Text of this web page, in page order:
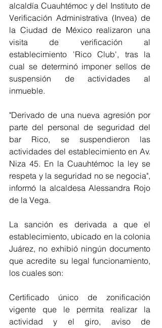
alcaldía Cuauhtémoc y del Instituto de
Verificación Administrativa (Invea) de
la Ciudad de México realizaron una
visita de verificación al
establecimiento 'Rico Club', tras la
cual se determinó imponer sellos de
suspensión de actividades al
inmueble.
"Derivado de una nueva agresión por
parte del personal de seguridad del
bar Rico, se suspendieron las
actividades del establecimiento en Av.
Niza 45. En la Cuauhtémoc la ley se
respeta y la seguridad no se negocia",
informó la alcaldesa Alessandra Rojo
de la Vega.
La sanción es derivada a que el
establecimiento, ubicado en la colonia
Juárez, no exhibió ningún documento
que acredite su legal funcionamiento,
los cuales son:
Certificado único de zonificación
vigente que le permita realizar la
actividad y el giro, aviso de